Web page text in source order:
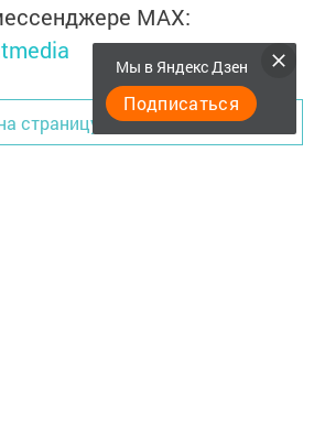
MАХ:
страницу новости
Мы в Яндекс Дзен
Подписаться